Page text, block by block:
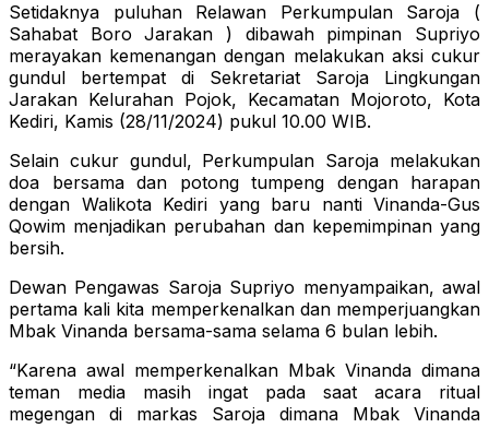
Setidaknya puluhan Relawan Perkumpulan Saroja (
Sahabat Boro Jarakan ) dibawah pimpinan Supriyo
merayakan kemenangan dengan melakukan aksi cukur
gundul bertempat di Sekretariat Saroja Lingkungan
Jarakan Kelurahan Pojok, Kecamatan Mojoroto, Kota
Kediri, Kamis (28/11/2024) pukul 10.00 WIB.
Selain cukur gundul, Perkumpulan Saroja melakukan
doa bersama dan potong tumpeng dengan harapan
dengan Walikota Kediri yang baru nanti Vinanda-Gus
Qowim menjadikan perubahan dan kepemimpinan yang
bersih.
Dewan Pengawas Saroja Supriyo menyampaikan, awal
pertama kali kita memperkenalkan dan memperjuangkan
Mbak Vinanda bersama-sama selama 6 bulan lebih.
“Karena awal memperkenalkan Mbak Vinanda dimana
teman media masih ingat pada saat acara ritual
megengan di markas Saroja dimana Mbak Vinanda